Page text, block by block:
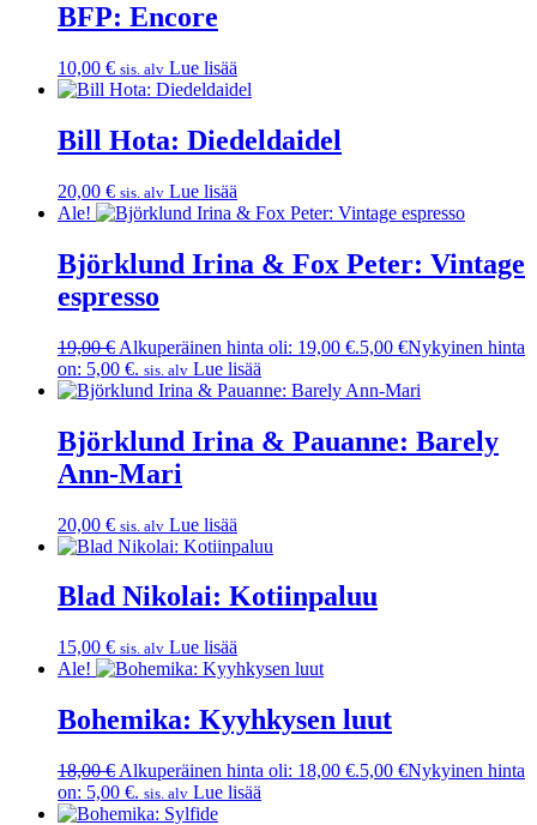
BFP: Encore
10,00 € sis. alv Lue lisää
Bill Hota: Diedeldaidel
20,00 € sis. alv Lue lisää
Ale!
Björklund Irina & Fox Peter: Vintage
espresso
19,00€ Alkuperäinen hinta oli: 19,00 €.5,00 €Nykyinen hinta
on: 5,00 €. sis. alv Lue lisää
Björklund Irina & Pauanne: Barely
Ann-Mari
20,00 € sis. alv Lue lisää
Blad Nikolai: Kotiinpaluu
15,00 € sis. alv Lue lisää
Ale!
Bohemika: Kyyhkysen luut
18,00€ Alkuperäinen hinta oli: 18,00 €.5,00 €Nykyinen hinta
on: 5,00 €. sis. alv Lue lisää